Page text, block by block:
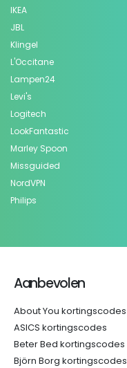
IKEA
JBL
Klingel
L'Occitane
Lampen24
Levi's
Logitech
LookFantastic
Marley Spoon
Missguided
NordVPN
Philips
Aanbevolen
About You kortingscodes
ASICS kortingscodes
Beter Bed kortingscodes
Björn Borg kortingscodes